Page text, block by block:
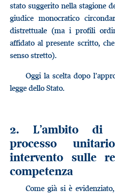
stato suggerito nella stagione
giudice monocratico
distrettuale (ma i profili
affidato al presente scritto,
senso stretto).
Oggi la scelta dopo
legge dello Stato.
2. L’ambito di
processo
intervento sulle
competenza
Come già si è